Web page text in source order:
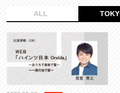
ALL